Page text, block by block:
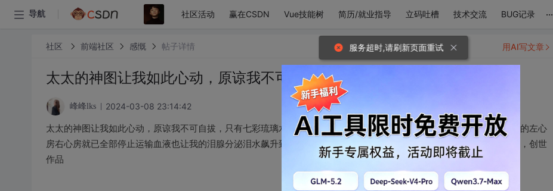
导航 社区活动 赢在CSDN Vue技能树 简历/就业指导 立码吐槽 技术交流 BUG记录 ...
社区 前端社区 感慨 帖子详情
太太的神图让我如此心动，原谅我不可自拔，
峰峰lks 2024-03-08 23:14:42
太太的神图让我如此心动，原谅我不可自拔，只有七彩琉璃水晶血管才配得上我这身体吧！您的神作只是让我看了一眼我的左心
房右心房就已全部停止运输血液也让我的泪腺分泌泪水飙升到外太空让外星人注意到原来世间还有如此难以永言语描述的，创世
作品
用AI写文章
服务超时,请刷新页面重试